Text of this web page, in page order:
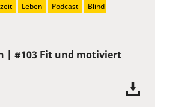
| #103 Fit und motiviert
Leben Podcast
Blind